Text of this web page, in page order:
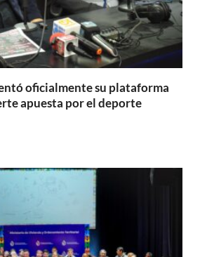
oficialmente su plataforma
apuesta por el deporte